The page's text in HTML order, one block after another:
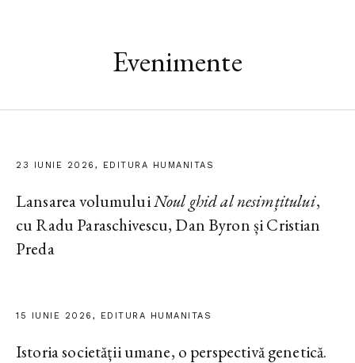
Evenimente
23 IUNIE 2026, EDITURA HUMANITAS
Lansarea volumuluiNoul ghid al nesimțitului,
cu Radu Paraschivescu, Dan Byron și Cristian
Preda
15 IUNIE 2026, EDITURA HUMANITAS
Istoria societății umane, o perspectivă genetică.